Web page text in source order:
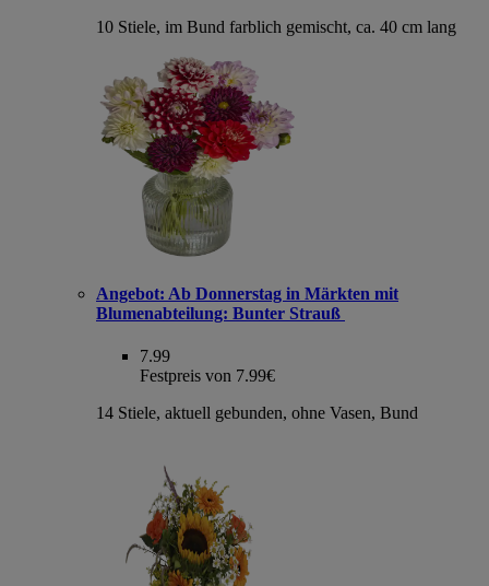
10 Stiele, im Bund farblich gemischt, ca. 40 cm lang
Angebot: Ab Donnerstag in Märkten mit
Blumenabteilung: Bunter Strauß
7.99
Festpreis von 7.99€
14 Stiele, aktuell gebunden, ohne Vasen, Bund